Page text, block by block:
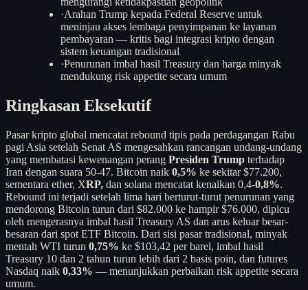
·Arahan Trump kepada Federal Reserve untuk
meninjau akses lembaga penyimpanan ke layanan
pembayaran — kritis bagi integrasi kripto dengan
sistem keuangan tradisional
·Penurunan imbal hasil Treasury dan harga minyak
mendukung risk appetite secara umum
Ringkasan Eksekutif
Pasar kripto global mencatat rebound tipis pada perdagangan Rabu
pagi Asia setelah Senat AS mengesahkan rancangan undang-undang
yang membatasi kewenangan perang Presiden Trump terhadap
Iran dengan suara 50-47. Bitcoin naik 0,5% ke sekitar $77.200,
sementara ether, XRP, dan solana mencatat kenaikan 0,4-0,8%.
Rebound ini terjadi setelah lima hari berturut-turut penurunan yang
mendorong Bitcoin turun dari $82.000 ke hampir $76.000, dipicu
oleh mengerasnya imbal hasil Treasury AS dan arus keluar besar-
besaran dari spot ETF Bitcoin. Dari sisi pasar tradisional, minyak
mentah WTI turun 0,75% ke $103,42 per barel, imbal hasil
Treasury 10 dan 2 tahun turun lebih dari 2 basis poin, dan futures
Nasdaq naik 0,33% — menunjukkan perbaikan risk appetite secara
umum.